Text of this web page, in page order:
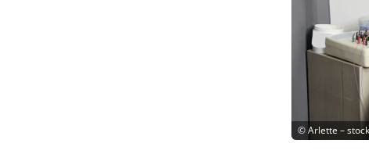
©Arlette –